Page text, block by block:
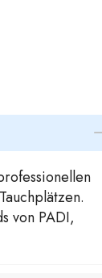
von PADI,